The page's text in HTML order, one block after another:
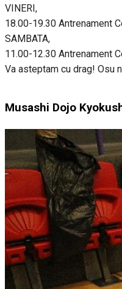
VINERI,
18.00-19.30 Antrenament
SAMBATA,
11.00-12.30 Antrenament
Va asteptam cu drag! Osu
Musashi Dojo